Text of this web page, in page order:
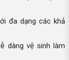
đa dạng các khả
dàng vệ sinh làm